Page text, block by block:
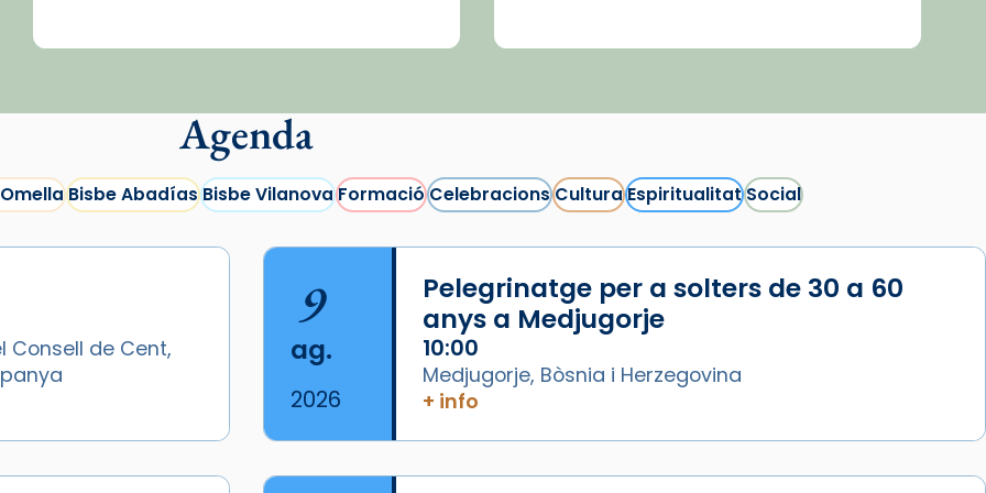
Agenda
Bisbe AbadíasBisbe VilanovaFormacióCelebracionsCulturaEspiritualitatSocial
Consell de Cent,
9
ag.
2026
Pelegrinatge per a solters de 30 a 60
anys a Medjugorje
10:00
Medjugorje, Bòsnia i Herzegovina
+ info